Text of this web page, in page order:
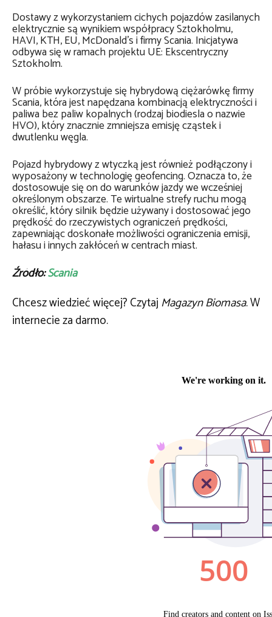
Dostawy z wykorzystaniem cichych pojazdów zasilanych
elektrycznie są wynikiem współpracy Sztokholmu,
HAVI, KTH, EU, McDonald’s i firmy Scania. Inicjatywa
odbywa się w ramach projektu UE: Ekscentryczny
Sztokholm.
W próbie wykorzystuje się hybrydową ciężarówkę firmy
Scania, która jest napędzana kombinacją elektryczności i
paliwa bez paliw kopalnych (rodzaj biodiesla o nazwie
HVO), który znacznie zmniejsza emisję cząstek i
dwutlenku węgla.
Pojazd hybrydowy z wtyczką jest również podłączony i
wyposażony w technologię geofencing. Oznacza to, że
dostosowuje się on do warunków jazdy we wcześniej
określonym obszarze. Te wirtualne strefy ruchu mogą
określić, który silnik będzie używany i dostosować jego
prędkość do rzeczywistych ograniczeń prędkości,
zapewniając doskonałe możliwości ograniczenia emisji,
hałasu i innych zakłóceń w centrach miast.
Źródło:Scania
Chcesz wiedzieć więcej? CzytajMagazyn Biomasa. W
internecie za darmo.